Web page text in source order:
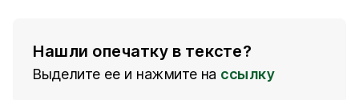
Нашли опечатку в тексте?
Выделите ее и нажмите на ссылку